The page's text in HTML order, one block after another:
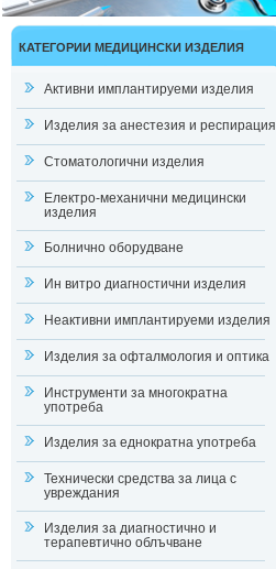
КАТЕГОРИИ МЕДИЦИНСКИ ИЗДЕЛИЯ
Активни имплантируеми изделия
Изделия за анестезия и респирация
Стоматологични изделия
Електро-механични медицински
изделия
Болнично оборудване
Ин витро диагностични изделия
Неактивни имплантируеми изделия
Изделия за офталмология и оптика
Инструменти за многократна
употреба
Изделия за еднократна употреба
Технически средства за лица с
увреждания
Изделия за диагностично и
терапевтично облъчване